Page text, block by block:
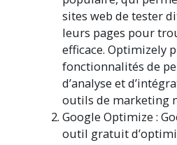
sites web de tester
leurs pages pour
efficace. Optimizely
fonctionnalités de
d’analyse et
outils de marketing
Google Optimize :
outil gratuit